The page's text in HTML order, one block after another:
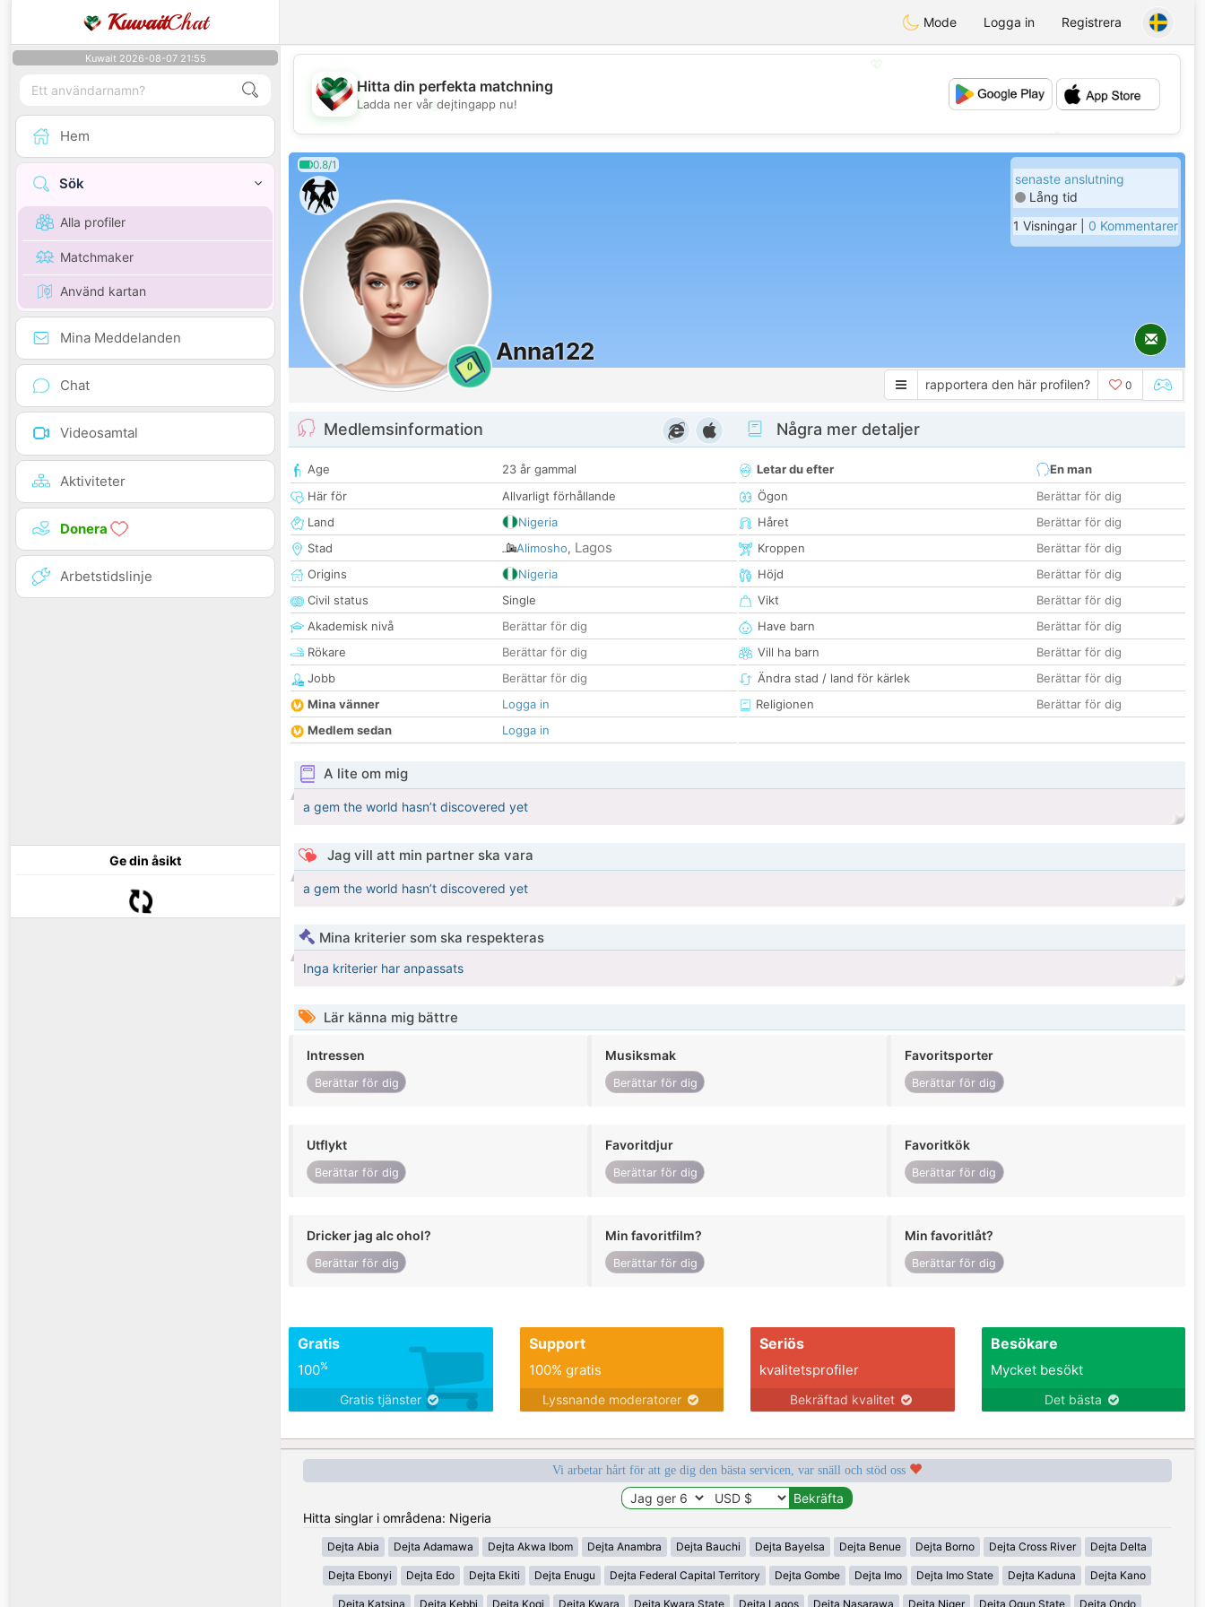
KuwaitChat Mode Logga in Registrera
Kuwait 2026-08-07 21:55
Hem
Sök
Alla profiler
Matchmaker
Använd kartan
Mina Meddelanden
Chat
Videosamtal
Aktiviteter
Donera
Arbetstidslinje
Ge din åsikt
💖
💕
Hitta din perfekta matchning
Ladda ner vår dejtingapp nu!
0.8/1
0
Anna122
senaste anslutning
Lång tid
1 Visningar | 0 Kommentarer
rapportera den här profilen? 0
Medlemsinformation
Age
23 år gammal
Här för
Allvarligt förhållande
Land
Nigeria
Stad
Alimosho, Lagos
Origins
Nigeria
Civil status
Single
Akademisk nivå
Berättar för dig
Rökare
Berättar för dig
Jobb
Berättar för dig
Mina vänner
Logga in
Medlem sedan
Logga in
Några mer detaljer
Letar du efter
En man
Ögon
Berättar för dig
Håret
Berättar för dig
Kroppen
Berättar för dig
Höjd
Berättar för dig
Vikt
Berättar för dig
Have barn
Berättar för dig
Vill ha barn
Berättar för dig
Ändra stad / land för kärlek
Berättar för dig
Religionen
Berättar för dig
A lite om mig
a gem the world hasn’t discovered yet
Jag vill att min partner ska vara
a gem the world hasn’t discovered yet
Mina kriterier som ska respekteras
Inga kriterier har anpassats
Lär känna mig bättre
Intressen
Berättar för dig
Musiksmak
Berättar för dig
Favoritsporter
Berättar för dig
Utflykt
Berättar för dig
Favoritdjur
Berättar för dig
Favoritkök
Berättar för dig
Dricker jag alc ohol?
Berättar för dig
Min favoritfilm?
Berättar för dig
Min favoritlåt?
Berättar för dig
Gratis
100%
Gratis tjänster
Support
100% gratis
Lyssnande moderatorer
Seriös
kvalitetsprofiler
Bekräftad kvalitet
Besökare
Mycket besökt
Det bästa
Vi arbetar hårt för att ge dig den bästa servicen, var snäll och stöd oss
Hitta singlar i områdena: Nigeria
Dejta Abia Dejta Adamawa Dejta Akwa Ibom Dejta Anambra Dejta Bauchi Dejta Bayelsa Dejta Benue Dejta Borno Dejta Cross River Dejta Delta
Dejta Ebonyi Dejta Edo Dejta Ekiti Dejta Enugu Dejta Federal Capital Territory Dejta Gombe Dejta Imo Dejta Imo State Dejta Kaduna Dejta Kano
Dejta Katsina Dejta Kebbi Dejta Kogi Dejta Kwara Dejta Kwara State Dejta Lagos Dejta Nasarawa Dejta Niger Dejta Ogun State Dejta Ondo